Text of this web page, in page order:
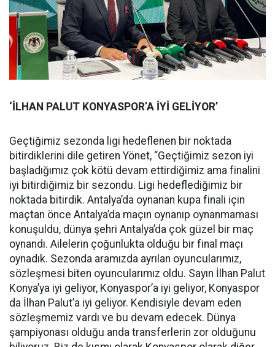
‘İLHAN PALUT KONYASPOR’A İYİ GELİYOR’
Geçtiğimiz sezonda ligi hedeflenen bir noktada
bitirdiklerini dile getiren Yönet, “Geçtiğimiz sezon iyi
başladığımız çok kötü devam ettirdiğimiz ama finalini
iyi bitirdiğimiz bir sezondu. Ligi hedeflediğimiz bir
noktada bitirdik. Antalya’da oynanan kupa finali için
maçtan önce Antalya’da maçın oynanıp oynanmaması
konuşuldu, dünya şehri Antalya’da çok güzel bir maç
oynandı. Ailelerin çoğunlukta olduğu bir final maçı
oynadık. Sezonda aramızda ayrılan oyuncularımız,
sözleşmesi biten oyuncularımız oldu. Sayın İlhan Palut
Konya’ya iyi geliyor, Konyaspor’a iyi geliyor, Konyaspor
da İlhan Palut’a iyi geliyor. Kendisiyle devam eden
sözleşmemiz vardı ve bu devam edecek. Dünya
şampiyonası olduğu anda transferlerin zor olduğunu